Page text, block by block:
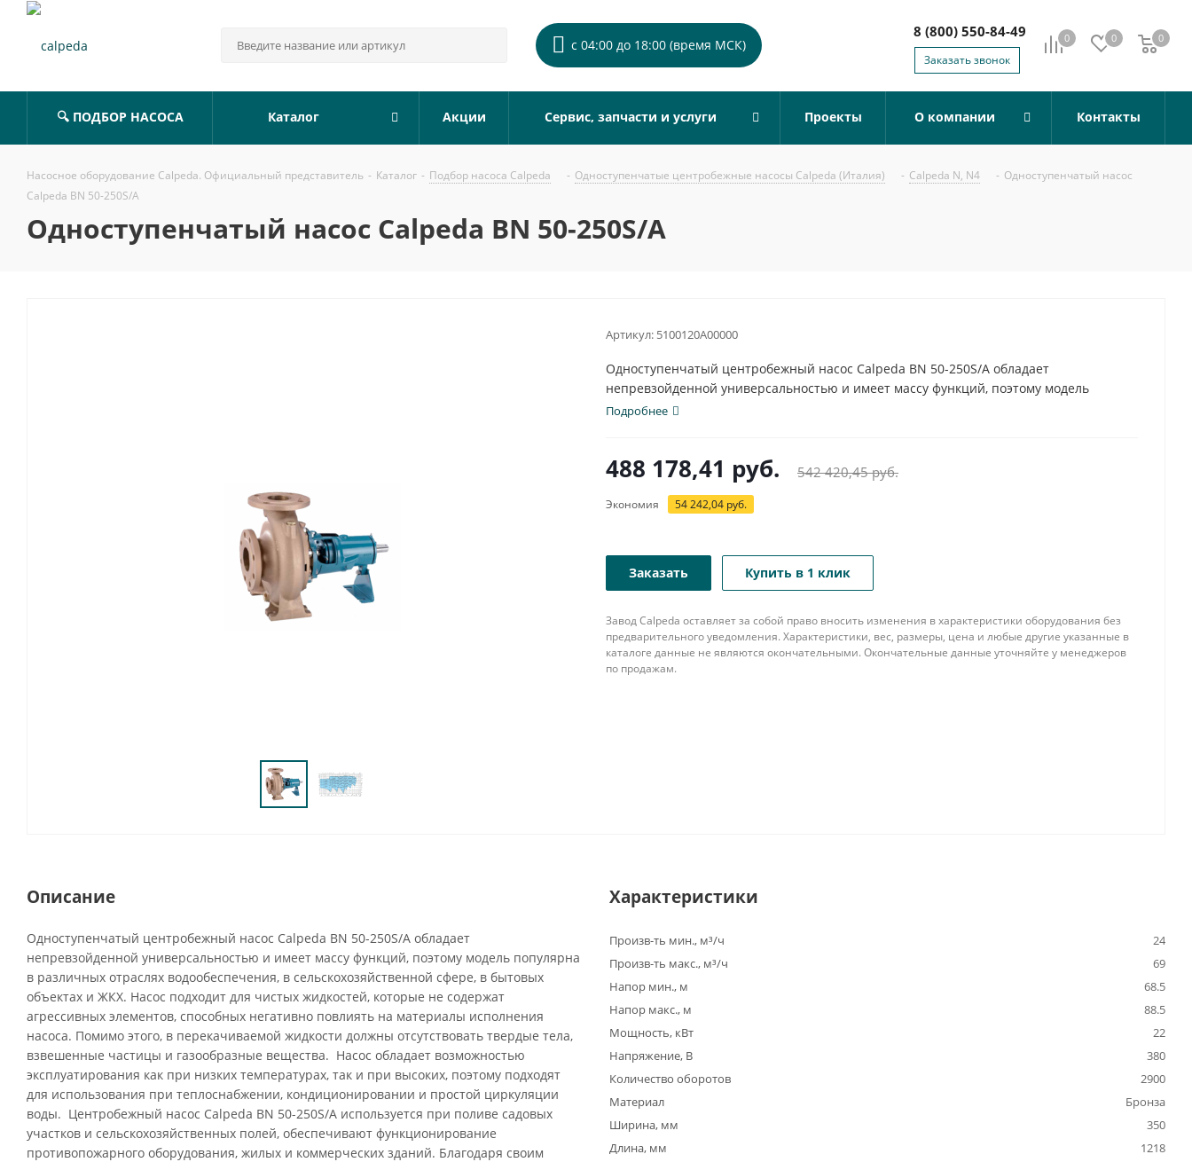
с 04:00 до 18:00 (время МСК) 0 0 0
0
8 (800) 550-84-49
Заказать звонок
🔍 ПОДБОР НАСОСА Каталог Акции Сервис, запчасти и услуги Проекты О компании Контакты
Насосное оборудование Calpeda. Официальный представитель - Каталог - Подбор насоса Calpeda - Одноступенчатые центробежные насосы Calpeda (Италия) - Calpeda N, N4 - Одноступенчатый насос
Calpeda BN 50-250S/A
Одноступенчатый насос Calpeda BN 50-250S/A
Артикул: 5100120A00000
Одноступенчатый центробежный насос Calpeda BN 50-250S/A обладает
непревзойденной универсальностью и имеет массу функций, поэтому модель
популярна в различных...
Подробнее
488 178,41 руб. 542 420,45руб.
Экономия 54 242,04 руб.
Заказать Купить в 1 клик
Завод Calpeda оставляет за собой право вносить изменения в характеристики оборудования без
предварительного уведомления. Характеристики, вес, размеры, цена и любые другие указанные в
каталоге данные не являются окончательными. Окончательные данные уточняйте у менеджеров
по продажам.
Описание
Одноступенчатый центробежный насос Calpeda BN 50-250S/A обладает
непревзойденной универсальностью и имеет массу функций, поэтому модель популярна
в различных отраслях водообеспечения, в сельскохозяйственной сфере, в бытовых
объектах и ЖКХ. Насос подходит для чистых жидкостей, которые не содержат
агрессивных элементов, способных негативно повлиять на материалы исполнения
насоса. Помимо этого, в перекачиваемой жидкости должны отсутствовать твердые тела,
взвешенные частицы и газообразные вещества. Насос обладает возможностью
эксплуатирования как при низких температурах, так и при высоких, поэтому подходят
для использования при теплоснабжении, кондиционировании и простой циркуляции
воды. Центробежный насос Calpeda BN 50-250S/A используется при поливе садовых
участков и сельскохозяйственных полей, обеспечивают функционирование
противопожарного оборудования, жилых и коммерческих зданий. Благодаря своим
Характеристики
Произв-ть мин., м³/ч
24
Произв-ть макс., м³/ч
69
Напор мин., м
68.5
Напор макс., м
88.5
Мощность, кВт
22
Напряжение, В
380
Количество оборотов
2900
Материал
Бронза
Ширина, мм
350
Длина, мм
1218